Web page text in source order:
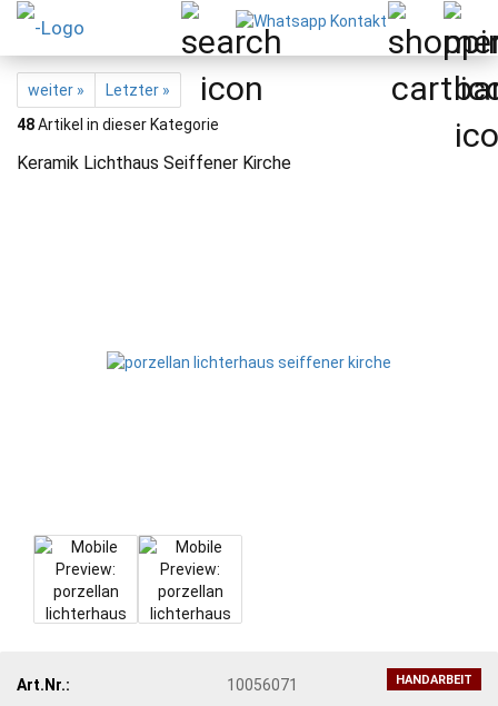
weiter »
Letzter »
48Artikel in dieser Kategorie
Keramik Lichthaus Seiffener Kirche
HANDARBEIT
Art.Nr.:
10056071